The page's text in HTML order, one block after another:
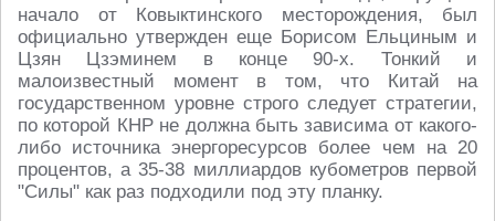
начало от Ковыктинского месторождения, был
официально утвержден еще Борисом Ельциным и
Цзян Цзэминем в конце 90-х. Тонкий и
малоизвестный момент в том, что Китай на
государственном уровне строго следует стратегии,
по которой КНР не должна быть зависима от какого-
либо источника энергоресурсов более чем на 20
процентов, а 35-38 миллиардов кубометров первой
"Силы" как раз подходили под эту планку.